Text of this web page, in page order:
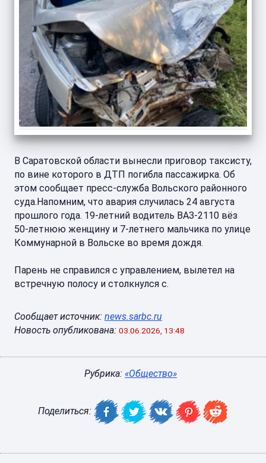
В Саратовской области вынесли приговор таксисту,
по вине которого в ДТП погибла пассажирка. Об
этом сообщает пресс-служба Вольского районного
суда.Напомним, что авария случилась 24 августа
прошлого года. 19-летний водитель ВАЗ-2110 вёз
50-летнюю женщину и 7-летнего мальчика по улице
Коммунарной в Вольске во время дождя.
Парень не справился с управлением, вылетел на
встречную полосу и столкнулся с.
Сообщает источник: news.sarbc.ru
Новость опубликована: 03.06.2026, 13:48
Рубрика: «Общество»
Поделиться: